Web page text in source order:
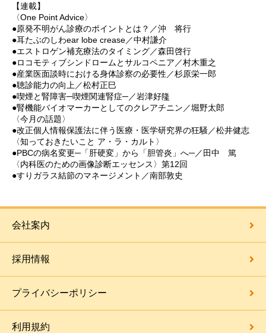
【連載】
〈One Point Advice〉
●原発不明がん診療のポイントとは？／沖 将行
●耳たぶのしわear lobe crease／中村謙介
●エストロゲン補充療法のタイミング／森田啓行
●ロコモティブシンドロームとサルコペニア／村木重之
●産業医面談時における身体診察の必要性／杉原栄一郎
●聴診能力の向上／松村正巳
●喫煙と腎障害─喫煙関連腎症─／岩津好隆
●腎機能バイオマーカーとしてのクレアチニン／堀野太郎
〈今月の話題〉
●改正個人情報保護法に伴う医療・医学研究界の狂騒／松井健志
〈知っておきたいこと ア・ラ・カルト〉
●PBCの病名変更─「肝硬変」から「胆管炎」へ─／田中 篤
〈内科医のための画像診断エッセンス〉第12回
●すりガラス結節のマネージメント／南部敦史
会社案内
採用情報
プライバシーポリシー
利用規約